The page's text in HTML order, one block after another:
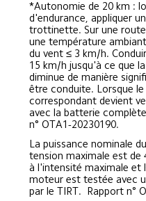
*Autonomie de 20 km :
d'endurance, appliquer
trottinette. Sur une
une température
du vent ≤ 3 km/h.
15 km/h jusqu'à ce que
diminue de manière
être conduite. Lorsque
correspondant devient
avec la batterie
n° OTA1-20230190.
La puissance nominale
tension maximale est de
à l'intensité maximale et
moteur est testée avec
par le TIRT.  Rapport n°